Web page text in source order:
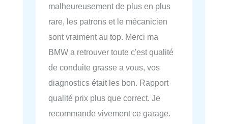
malheureusement de plus en plus
rare, les patrons et le mécanicien
sont vraiment au top. Merci ma
BMW a retrouver toute c'est qualité
de conduite grasse a vous, vos
diagnostics était les bon. Rapport
qualité prix plus que correct. Je
recommande vivement ce garage.